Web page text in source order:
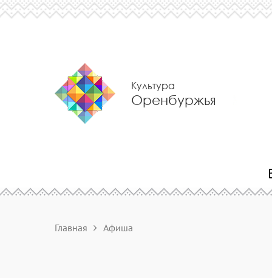
Культура
Оренбуржья
Главная Афиша